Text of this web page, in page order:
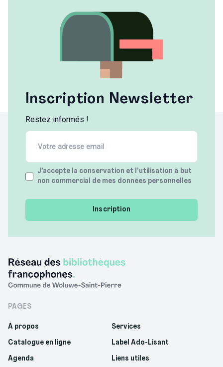
Inscription Newsletter
Restez informés !
Email
(Required)
Terms
(Required)
J’accepte la conservation et l’utilisation à but
non commercial de mes données personnelles
PAGES
À propos
Catalogue en ligne
Agenda
Services
Label Ado-Lisant
Liens utiles